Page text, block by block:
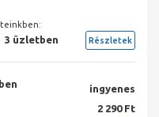
3 üzletben Részletek
ingyenes
2 290 Ft